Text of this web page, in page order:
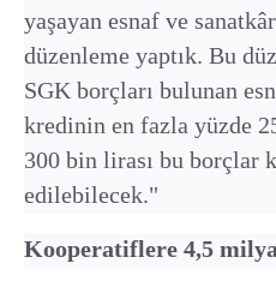
yaşayan esnaf ve
düzenleme yaptık. Bu
SGK borçları bulunan
kredinin en fazla yüzde
300 bin lirası bu borçlar
edilebilecek."
Kooperatiflere 4,5